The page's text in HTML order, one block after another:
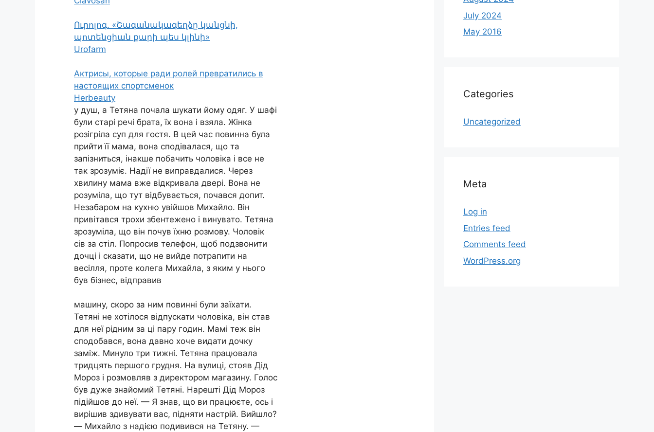
Ուրոլոգ. «Շագանակագեղձը կանցնի,
պոտենցիան քարի պես կլինի»
Urofarm
Актрисы, которые ради ролей превратились в
настоящих спортсменок
Herbeauty
у душ, а Тетяна почала шукати йому одяг. У шафі
були старі речі брата, їх вона і взяла. Жінка
розігріла суп для гостя. В цей час повинна була
прийти її мама, вона сподівалася, що та
запізниться, інакше побачить чоловіка і все не
так зрозуміє. Надії не виправдалися. Через
хвилину мама вже відкривала двері. Вона не
розуміла, що тут відбувається, почався допит.
Незабаром на кухню увійшов Михайло. Він
привітався трохи збентежено і винувато. Тетяна
зрозуміла, що він почув їхню розмову. Чоловік
сів за стіл. Попросив телефон, щоб подзвонити
дочці і сказати, що не вийде потрапити на
весілля, проте колега Михайла, з яким у нього
був бізнес, відправив
машину, скоро за ним повинні були заїхати.
Тетяні не хотілося відпускати чоловіка, він став
для неї рідним за ці пару годин. Мамі теж він
сподобався, вона давно хоче видати дочку
заміж. Минуло три тижні. Тетяна працювала
тридцять першого грудня. На вулиці, стояв Дід
Мороз і розмовляв з директором магазину. Голос
був дуже знайомий Тетяні. Нарешті Дід Мороз
підійшов до неї. — Я знав, що ви працюєте, ось і
вирішив здивувати вас, підняти настрій. Вийшло?
— Михайло з надією подивився на Тетяну. —
July 2024
May 2016
Categories
Uncategorized
Meta
Log in
Entries feed
Comments feed
WordPress.org